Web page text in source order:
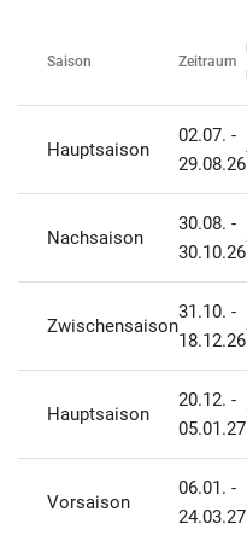
Saison Zeitraum
Hauptsaison
02.07. -
29.08.26
Nachsaison
30.08. -
30.10.26
Zwischensaison
31.10. -
18.12.26
Hauptsaison
20.12. -
05.01.27
Vorsaison
06.01. -
24.03.27